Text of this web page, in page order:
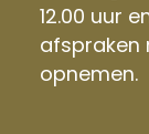
12.00 uur
afspraken
opnemen.